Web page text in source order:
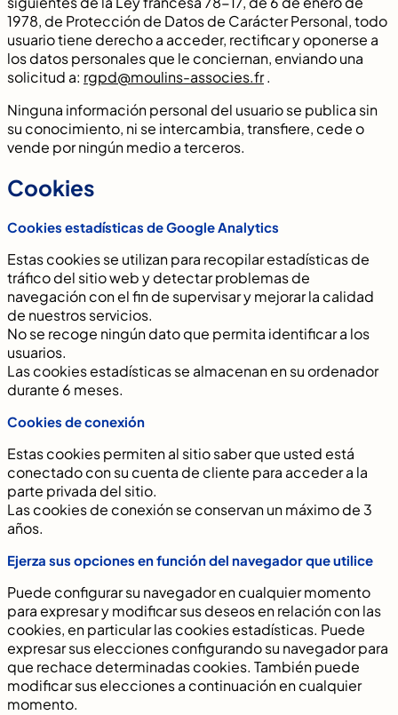
1978, de Protección de Datos de Carácter Personal, todo
usuario tiene derecho a acceder, rectificar y oponerse a
los datos personales que le conciernan, enviando una
solicitud a: rgpd@moulins-associes.fr.
Ninguna información personal del usuario se publica sin
su conocimiento, ni se intercambia, transfiere, cede o
vende por ningún medio a terceros.
Cookies
Cookies estadísticas de Google Analytics
Estas cookies se utilizan para recopilar estadísticas de
tráfico del sitio web y detectar problemas de
navegación con el fin de supervisar y mejorar la calidad
de nuestros servicios.
No se recoge ningún dato que permita identificar a los
usuarios.
Las cookies estadísticas se almacenan en su ordenador
durante 6 meses.
Cookies de conexión
Estas cookies permiten al sitio saber que usted está
conectado con su cuenta de cliente para acceder a la
parte privada del sitio.
Las cookies de conexión se conservan un máximo de 3
años.
Ejerza sus opciones en función del navegador que utilice
Puede configurar su navegador en cualquier momento
para expresar y modificar sus deseos en relación con las
cookies, en particular las cookies estadísticas. Puede
expresar sus elecciones configurando su navegador para
que rechace determinadas cookies. También puede
modificar sus elecciones a continuación en cualquier
momento.